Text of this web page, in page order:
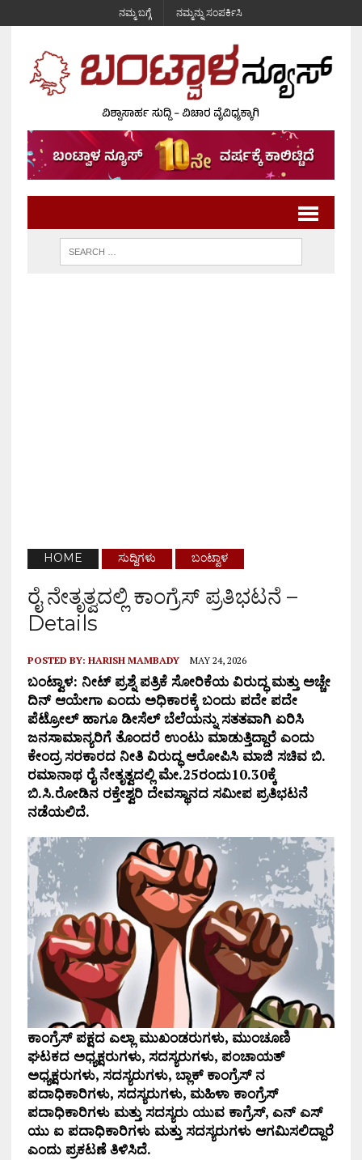
ನಮ್ಮ ಬಗ್ಗೆ ನಮ್ಮನ್ನು ಸಂಪರ್ಕಿಸಿ
HOME ಸುದ್ದಿಗಳು ಬಂಟ್ವಾಳ
ರೈ ನೇತೃತ್ವದಲ್ಲಿ ಕಾಂಗ್ರೆಸ್ ಪ್ರತಿಭಟನೆ –
Details
POSTED BY: HARISH MAMBADY MAY 24, 2026
ಬಂಟ್ವಾಳ: ನೀಟ್ ಪ್ರಶ್ನೆ ಪತ್ರಿಕೆ ಸೋರಿಕೆಯ ವಿರುದ್ಧ ಮತ್ತು ಅಚ್ಚೇ
ದಿನ್ ಆಯೇಗಾ ಎಂದು ಅಧಿಕಾರಕ್ಕೆ ಬಂದು ಪದೇ ಪದೇ
ಪೆಟ್ರೋಲ್ ಹಾಗೂ ಡೀಸೆಲ್ ಬೆಲೆಯನ್ನು ಸತತವಾಗಿ ಏರಿಸಿ
ಜನಸಾಮಾನ್ಯರಿಗೆ ತೊಂದರೆ ಉಂಟು ಮಾಡುತ್ತಿದ್ದಾರೆ ಎಂದು
ಕೇಂದ್ರ ಸರಕಾರದ ನೀತಿ ವಿರುದ್ಧ ಆರೋಪಿಸಿ ಮಾಜಿ ಸಚಿವ ಬಿ.
ರಮಾನಾಥ ರೈ ನೇತೃತ್ವದಲ್ಲಿ ಮೇ.25ರಂದು10.30ಕ್ಕೆ
ಬಿ.ಸಿ.ರೋಡಿನ ರಕ್ತೇಶ್ವರಿ ದೇವಸ್ಥಾನದ ಸಮೀಪ ಪ್ರತಿಭಟನೆ
ನಡೆಯಲಿದೆ.
ಕಾಂಗ್ರೆಸ್ ಪಕ್ಷದ ಎಲ್ಲಾ ಮುಖಂಡರುಗಳು, ಮುಂಚೂಣಿ
ಘಟಕದ ಅಧ್ಯಕ್ಷರುಗಳು, ಸದಸ್ಯರುಗಳು, ಪಂಚಾಯತ್
ಅಧ್ಯಕ್ಷರುಗಳು, ಸದಸ್ಯರುಗಳು, ಬ್ಲಾಕ್ ಕಾಂಗ್ರೆಸ್ ನ
ಪದಾಧಿಕಾರಿಗಳು, ಸದಸ್ಯರುಗಳು, ಮಹಿಳಾ ಕಾಂಗ್ರೆಸ್
ಪದಾಧಿಕಾರಿಗಳು ಮತ್ತು ಸದಸ್ಯರು ಯುವ ಕಾಗ್ರೆಸ್, ಎನ್ ಎಸ್
ಯು ಐ ಪದಾಧಿಕಾರಿಗಳು ಮತ್ತು ಸದಸ್ಯರುಗಳು ಆಗಮಿಸಲಿದ್ದಾರೆ
ಎಂದು ಪ್ರಕಟಣೆ ತಿಳಿಸಿದೆ.